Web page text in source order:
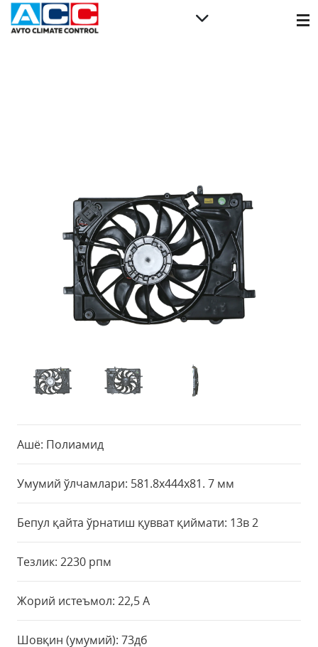
Ашё: Полиамид
Умумий ўлчамлари: 581.8х444х81. 7 мм
Бепул қайта ўрнатиш қувват қиймати: 13в 2
Тезлик: 2230 рпм
Жорий истеъмол: 22,5 А
Шовқин (умумий): 73дб